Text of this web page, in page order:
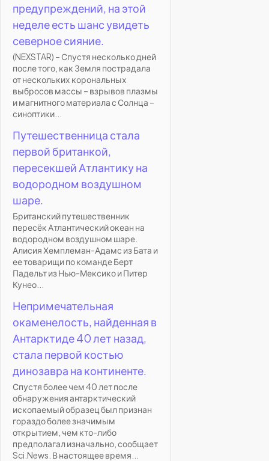
предупреждений, на этой
неделе есть шанс увидеть
северное сияние.
(NEXSTAR) – Спустя несколько дней
после того, как Земля пострадала
от нескольких корональных
выбросов массы – взрывов плазмы
и магнитного материала с Солнца –
синоптики...
Путешественница стала
первой британкой,
пересекшей Атлантику на
водородном воздушном
шаре.
Британский путешественник
пересёк Атлантический океан на
водородном воздушном шаре.
Алисия Хемплеман-Адамс из Бата и
ее товарищи по команде Берт
Падельт из Нью-Мексико и Питер
Кунео...
Непримечательная
окаменелость, найденная в
Антарктиде 40 лет назад,
стала первой костью
динозавра на континенте.
Спустя более чем 40 лет после
обнаружения антарктический
ископаемый образец был признан
гораздо более значимым
открытием, чем кто-либо
предполагал изначально, сообщает
Sci.News. В настоящее время...